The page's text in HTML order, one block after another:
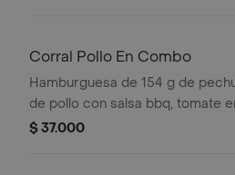
Corral Pollo En Combo
Hamburguesa de 154 g de
de pollo con salsa bbq, tomate
rodajas, cebolla en rodajas,
$ 37.000